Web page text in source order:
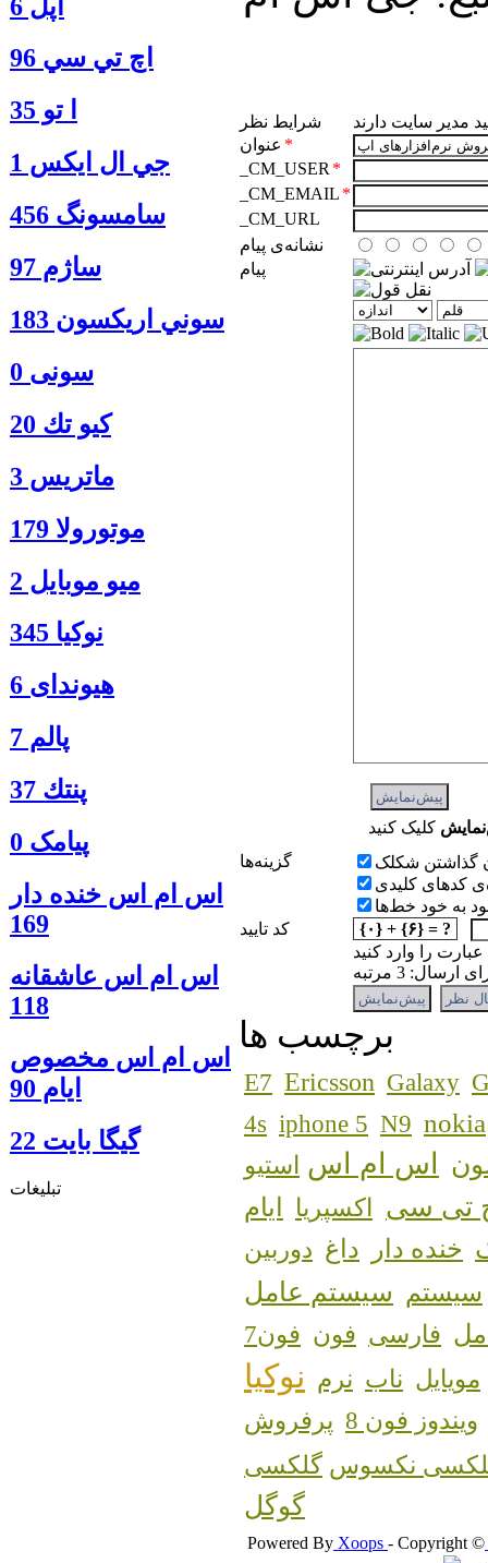
اپل 6
اچ تي سي 96
ا‍ تو 35
جي ال ايكس 1
سامسونگ 456
ساژم 97
سوني اريكسون 183
سونی 0
كيو تك 20
ماتريس 3
موتورولا 179
ميو موبايل 2
نوكيا 345
هیوندای 6
پالم 7
پنتك 37
پیامک 0
اس ام اس خنده دار
169
اس ام اس عاشقانه
118
اس ام اس مخصوص
ایام 90
گيگا بايت 22
تبلیغات
شرایط نظر
مدیر سایت دارند
عنوان *
_CM_USER *
_CM_EMAIL *
_CM_URL
نشانه‌ی پيام
پیام
گزينه‌ها
گذاشتن شکلک
کدهای کلیدی
به خود خط‌ها
کد تایید
{۰} + {۶} = ?
عبارت را وارد کنید
3 مرتبه
برچسب ها
E7 Ericsson Galaxy
4s iphone 5 N9 nokia
اس ام اس استیو
تی سی اکسپریا ایام
خنده دار داغ دوربین
سیستم سیستم عامل
فارسی فون فون7
مویایل ناب نرم نوکیا
ویندوز فون 8
پرفروش
نکسوس
گوگل
Powered By Xoops - Copyright ©